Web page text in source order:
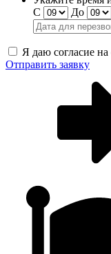
С
До
Я даю согласие
Отправить заявку